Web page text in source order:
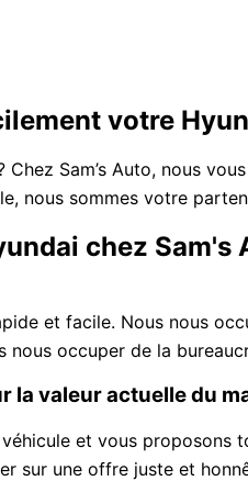
votre
Chez Sam’s Auto, nous
nous sommes votre
chez Sam's
et facile. Nous nous
occuper de la
la valeur actuelle du
et vous
sur une offre juste et